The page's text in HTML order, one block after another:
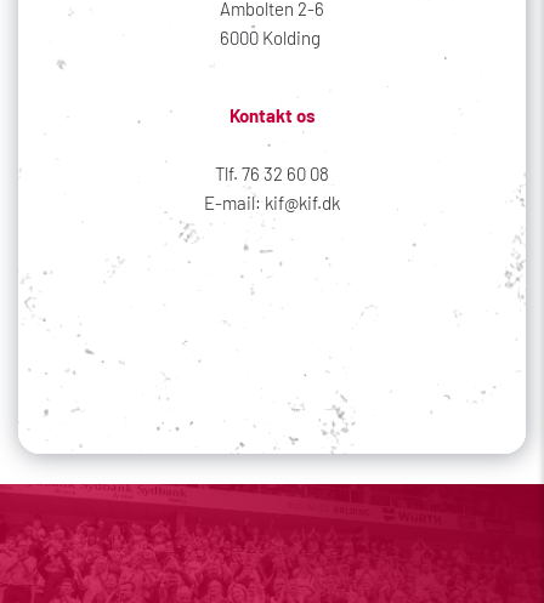
Ambolten 2-6
6000 Kolding
Kontakt os
Tlf. 76 32 60 08
E-mail: kif@kif.dk
Sociale medier
Din profil